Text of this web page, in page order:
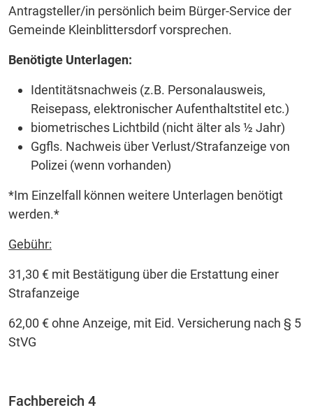
Antragsteller/in persönlich beim Bürger-Service der
Gemeinde Kleinblittersdorf vorsprechen.
Benötigte Unterlagen:
Identitätsnachweis (z.B. Personalausweis,
Reisepass, elektronischer Aufenthaltstitel etc.)
biometrisches Lichtbild (nicht älter als ½ Jahr)
Ggfls. Nachweis über Verlust/Strafanzeige von
Polizei (wenn vorhanden)
*Im Einzelfall können weitere Unterlagen benötigt
werden.*
Gebühr:
31,30 € mit Bestätigung über die Erstattung einer
Strafanzeige
62,00 € ohne Anzeige, mit Eid. Versicherung nach § 5
StVG
Fachbereich 4